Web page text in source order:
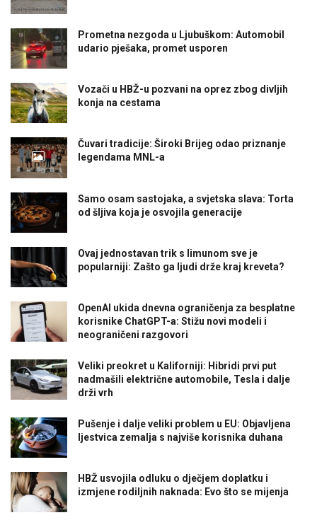
Prometna nezgoda u Ljubuškom: Automobil
udario pješaka, promet usporen
Vozači u HBŽ-u pozvani na oprez zbog divljih
konja na cestama
Čuvari tradicije: Široki Brijeg odao priznanje
legendama MNL-a
Samo osam sastojaka, a svjetska slava: Torta
od šljiva koja je osvojila generacije
Ovaj jednostavan trik s limunom sve je
popularniji: Zašto ga ljudi drže kraj kreveta?
OpenAI ukida dnevna ograničenja za besplatne
korisnike ChatGPT-a: Stižu novi modeli i
neograničeni razgovori
Veliki preokret u Kaliforniji: Hibridi prvi put
nadmašili električne automobile, Tesla i dalje
drži vrh
Pušenje i dalje veliki problem u EU: Objavljena
ljestvica zemalja s najviše korisnika duhana
HBŽ usvojila odluku o dječjem doplatku i
izmjene rodiljnih naknada: Evo što se mijenja